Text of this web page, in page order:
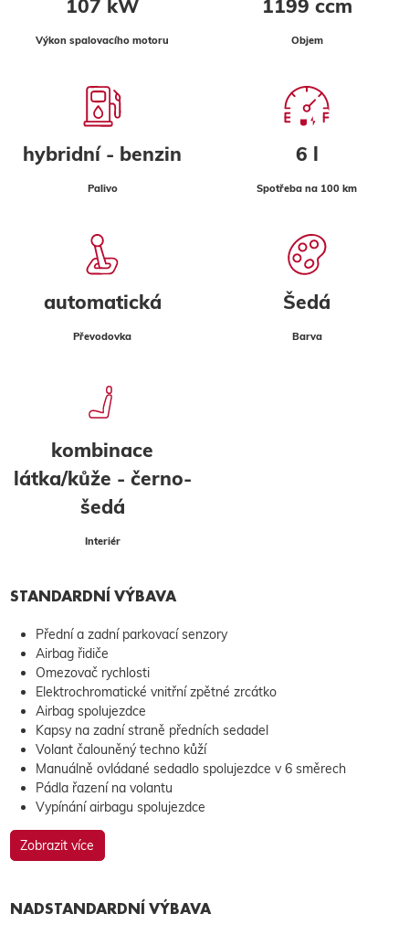
107 kW
Výkon spalovacího motoru
1199 ccm
Objem
hybridní - benzin
Palivo
6 l
Spotřeba na 100 km
automatická
Převodovka
Šedá
Barva
kombinace
látka/kůže - černo-
šedá
Interiér
STANDARDNÍ VÝBAVA
Přední a zadní parkovací senzory
Airbag řidiče
Omezovač rychlosti
Elektrochromatické vnitřní zpětné zrcátko
Airbag spolujezdce
Kapsy na zadní straně předních sedadel
Volant čalouněný techno kůží
Manuálně ovládané sedadlo spolujezdce v 6 směrech
Pádla řazení na volantu
Vypínání airbagu spolujezdce
Zobrazit více
NADSTANDARDNÍ VÝBAVA